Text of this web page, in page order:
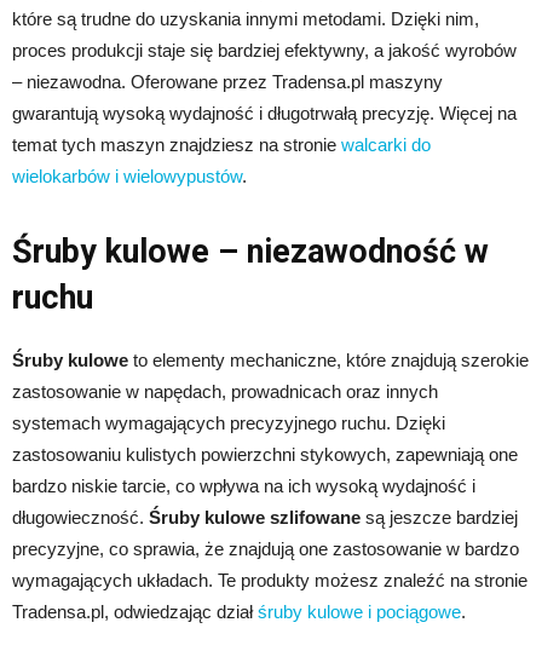
które są trudne do uzyskania innymi metodami. Dzięki nim,
proces produkcji staje się bardziej efektywny, a jakość wyrobów
– niezawodna. Oferowane przez Tradensa.pl maszyny
gwarantują wysoką wydajność i długotrwałą precyzję. Więcej na
temat tych maszyn znajdziesz na stronie walcarki do
wielokarbów i wielowypustów.
Śruby kulowe – niezawodność w
ruchu
Śruby kulowe to elementy mechaniczne, które znajdują szerokie
zastosowanie w napędach, prowadnicach oraz innych
systemach wymagających precyzyjnego ruchu. Dzięki
zastosowaniu kulistych powierzchni stykowych, zapewniają one
bardzo niskie tarcie, co wpływa na ich wysoką wydajność i
długowieczność. Śruby kulowe szlifowane są jeszcze bardziej
precyzyjne, co sprawia, że znajdują one zastosowanie w bardzo
wymagających układach. Te produkty możesz znaleźć na stronie
Tradensa.pl, odwiedzając działśruby kulowe i pociągowe.